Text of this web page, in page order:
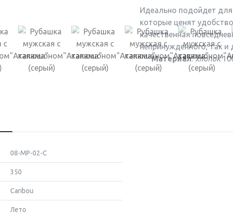
Идеально подойдет
которые ценят
качественная
непринужденного, так и
Материал:хлопок
08-МР-02-С
350
Caribou
Лето